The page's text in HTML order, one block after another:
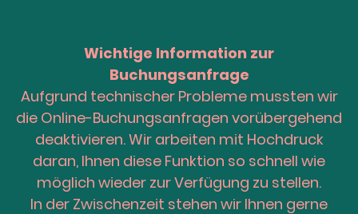
Wichtige Information zur
Buchungsanfrage
Aufgrund technischer Probleme mussten wir
die Online-Buchungsanfragen vorübergehend
deaktivieren. Wir arbeiten mit Hochdruck
daran, Ihnen diese Funktion so schnell wie
möglich wieder zur Verfügung zu stellen.
In der Zwischenzeit stehen wir Ihnen gerne